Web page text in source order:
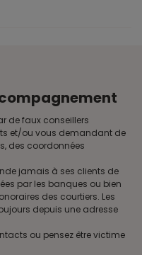
de faux conseillers
et/ou vous demandant de
des coordonnées
jamais à ses clients de
par les banques ou bien
des courtiers. Les
depuis une adresse
ou pensez être victime